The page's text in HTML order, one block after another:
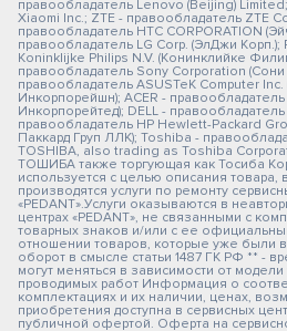
правообладатель Lenovo (Beijing)
Xiaomi Inc.; ZTE - правообладатель ZTE
правообладатель HTC CORPORATION
правообладатель LG Corp. (ЭлДжи
Koninklijke Philips N.V. (Конинклийке
правообладатель Sony Corporation
правообладатель ASUSTeK Computer
Инкорпорейшн); ACER -
Инкорпорейтед); DELL -
правообладатель HP Hewlett-Packard
Паккард Груп ЛЛК); Toshiba -
TOSHIBA, also trading as Toshiba
ТОШИБА также торгующая как Тосиба
используется с целью описания
производятся услуги по ремонту
«PEDANT».Услуги оказываются в
центрах «PEDANT», не связанными с
товарных знаков и/или с ее
отношении товаров, которые уже были
оборот в смысле статьи 1487 ГК РФ ** -
могут меняться в зависимости от
проводимых работ Информация о
комплектациях и их наличии, ценах,
приобретения доступна в сервисных
публичной офертой. Оферта на